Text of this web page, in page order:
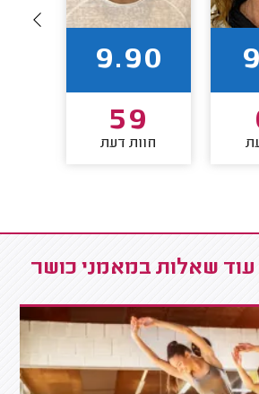
9.90
59
חוות דעת
עוד שאלות במאמני כושר